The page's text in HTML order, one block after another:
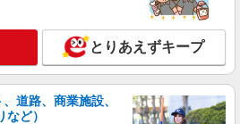
KIDS（企業内保育園・企業主導型）
区高島平2286102
詳細を見る
とりあえずキープ
道路、商業施設、
ど）